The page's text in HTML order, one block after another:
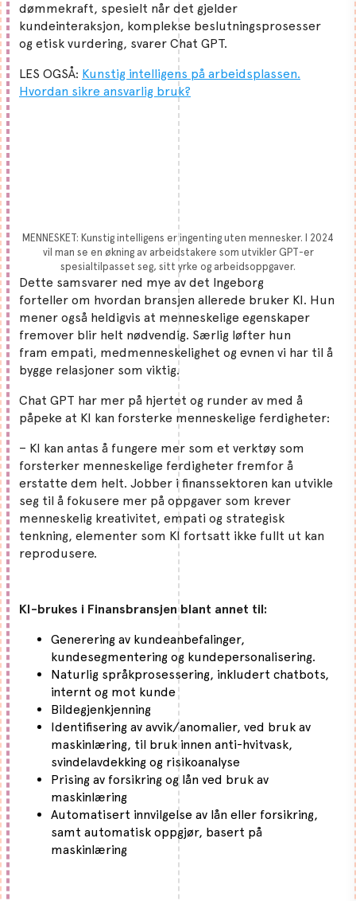
dømmekraft, spesielt når det gjelder
kundeinteraksjon, komplekse beslutningsprosesser
og etisk vurdering, svarer Chat GPT.
LES OGSÅ: Kunstig intelligens på arbeidsplassen.
Hvordan sikre ansvarlig bruk?
MENNESKET: Kunstig intelligens er ingenting uten mennesker. I 2024
vil man se en økning av arbeidstakere som utvikler GPT-er
spesialtilpasset seg, sitt yrke og arbeidsoppgaver.
Dette samsvarer ned mye av det Ingeborg
forteller om hvordan bransjen allerede bruker KI. Hun
mener også heldigvis at menneskelige egenskaper
fremover blir helt nødvendig. Særlig løfter hun
fram empati, medmenneskelighet og evnen vi har til å
bygge relasjoner som viktig.
Chat GPT har mer på hjertet og runder av med å
påpeke at KI kan forsterke menneskelige ferdigheter:
– KI kan antas å fungere mer som et verktøy som
forsterker menneskelige ferdigheter fremfor å
erstatte dem helt. Jobber i finanssektoren kan utvikle
seg til å fokusere mer på oppgaver som krever
menneskelig kreativitet, empati og strategisk
tenkning, elementer som KI fortsatt ikke fullt ut kan
reprodusere.
KI-brukes i Finansbransjen blant annet til:
Generering av kundeanbefalinger,
kundesegmentering og kundepersonalisering.
Naturlig språkprosessering, inkludert chatbots,
internt og mot kunde
Bildegjenkjenning
Identifisering av avvik/anomalier, ved bruk av
maskinlæring, til bruk innen anti-hvitvask,
svindelavdekking og risikoanalyse
Prising av forsikring og lån ved bruk av
maskinlæring
Automatisert innvilgelse av lån eller forsikring,
samt automatisk oppgjør, basert på
maskinlæring